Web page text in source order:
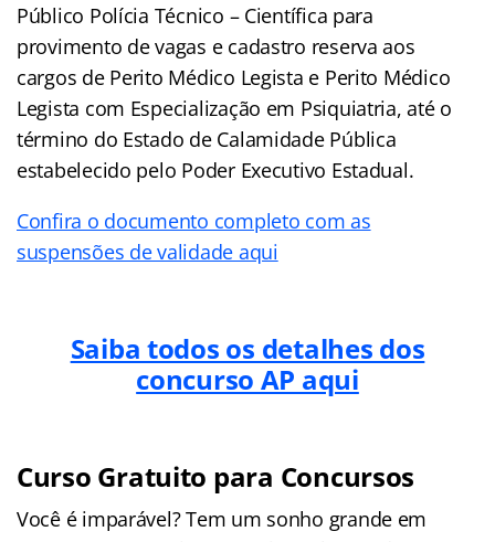
Público Polícia Técnico – Científica para
provimento de vagas e cadastro reserva aos
cargos de Perito Médico Legista e Perito Médico
Legista com Especialização em Psiquiatria, até o
término do Estado de Calamidade Pública
estabelecido pelo Poder Executivo Estadual.
Confira o documento completo com as
suspensões de validade aqui
Saiba todos os detalhes dos
concurso AP aqui
Curso Gratuito para Concursos
Você é imparável? Tem um sonho grande em